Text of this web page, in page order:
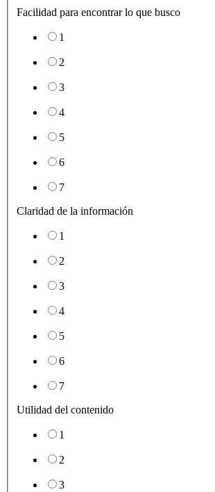
Facilidad para encontrar lo que busco
1
2
3
4
5
6
7
Claridad de la información
1
2
3
4
5
6
7
Utilidad del contenido
1
2
3